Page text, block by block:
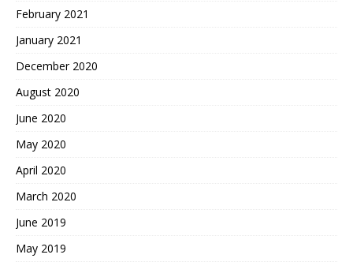
February 2021
January 2021
December 2020
August 2020
June 2020
May 2020
April 2020
March 2020
June 2019
May 2019